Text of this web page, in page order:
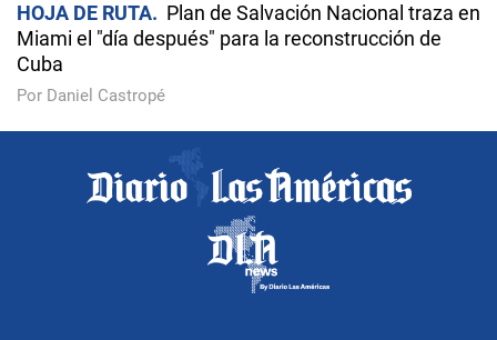
HOJA DE RUTA
Plan de Salvación Nacional traza en
Miami el "día después" para la reconstrucción de
Cuba
Por Daniel Castropé